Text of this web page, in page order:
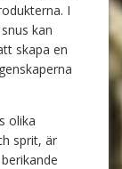
I
kan
skapa en
olika
sprit, är